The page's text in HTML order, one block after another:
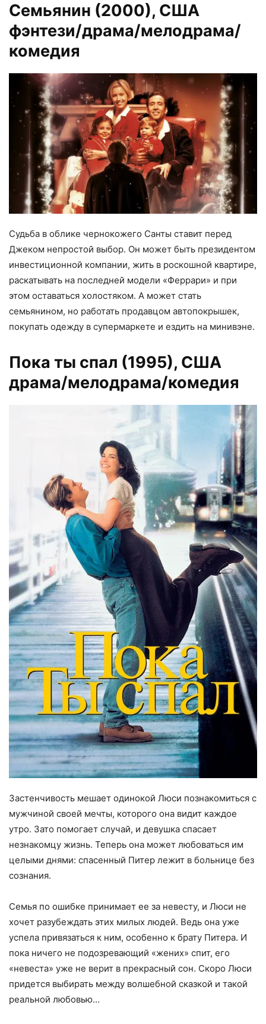
Семьянин (2000), США
фэнтези/драма/мелодрама/
комедия
Судьба в облике чернокожего Санты ставит перед
Джеком непростой выбор. Он может быть президентом
инвестиционной компании, жить в роскошной квартире,
раскатывать на последней модели «Феррари» и при
этом оставаться холостяком. А может стать
семьянином, но работать продавцом автопокрышек,
покупать одежду в супермаркете и ездить на минивэне.
Пока ты спал (1995), США
драма/мелодрама/комедия
Застенчивость мешает одинокой Люси познакомиться с
мужчиной своей мечты, которого она видит каждое
утро. Зато помогает случай, и девушка спасает
незнакомцу жизнь. Теперь она может любоваться им
целыми днями: спасенный Питер лежит в больнице без
сознания.
Семья по ошибке принимает ее за невесту, и Люси не
хочет разубеждать этих милых людей. Ведь она уже
успела привязаться к ним, особенно к брату Питера. И
пока ничего не подозревающий «жених» спит, его
«невеста» уже не верит в прекрасный сон. Скоро Люси
придется выбирать между волшебной сказкой и такой
реальной любовью…